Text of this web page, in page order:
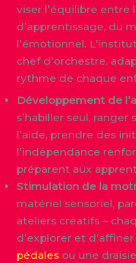
viser l’équilibre
d’apprentissage, du
l’émotionnel.
chef d’orchestre,
rythme de chaque
Développement de
s’habiller seul,
l’aide, prendre des
l’indépendance
préparent aux
Stimulation de la
matériel sensoriel,
ateliers créatifs –
d’explorer et
pédalesou une